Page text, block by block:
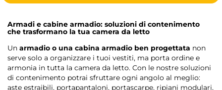
Armadi e cabine armadio: soluzioni di contenimento
che trasformano la tua camera da letto
Un armadio o una cabina armadio ben progettata non
serve solo a organizzare i tuoi vestiti, ma porta ordine e
armonia in tutta la camera da letto. Con le nostre soluzioni
di contenimento potrai sfruttare ogni angolo al meglio:
aste estraibili, portapantaloni, portascarpe, ripiani modulari,